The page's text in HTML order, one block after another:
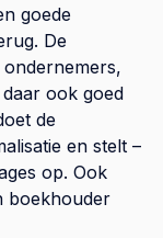
goede
De
ook goed
de
en stelt –
op. Ook
boekhouder